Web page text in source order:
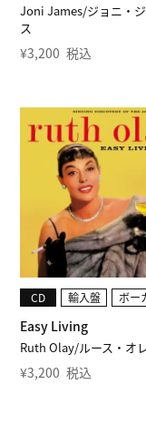
Joni James/ジョニ・
ス
¥3,200 税込
Ruth Olay/ルース・オ
Easy Living
CD 輸入盤 ボー
¥3,200 税込